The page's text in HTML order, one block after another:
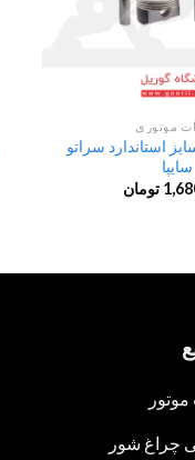
موتوری
استاندارد سراتو
سایپا
تومان
چراغ شور